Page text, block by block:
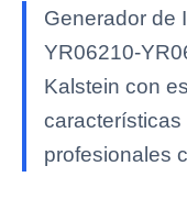
Generador de
YR06210-
Kalstein con
profesionales